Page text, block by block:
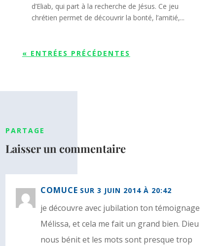
d’Eliab, qui part à la recherche de Jésus. Ce jeu
chrétien permet de découvrir la bonté, l’amitié,...
« ENTRÉES PRÉCÉDENTES
PARTAGE
Laisser un commentaire
COMUCE SUR 3 JUIN 2014 À 20:42
je découvre avec jubilation ton témoignage
Mélissa, et cela me fait un grand bien. Dieu
nous bénit et les mots sont presque trop